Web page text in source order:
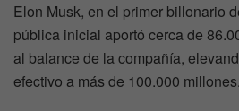
Elon Musk, en el primer billonario
pública inicial aportó cerca de
al balance de la compañía,
efectivo a más de 100.000 millones.